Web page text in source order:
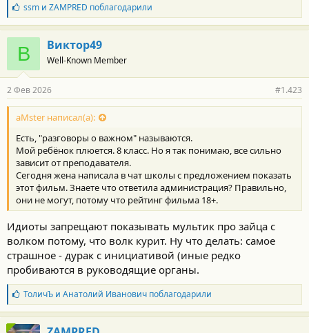
Б
л
а
г
о
д
а
н
о
с
и
:
ssmи ZAMPRED поблагодарили
В Виктор49
Well-Known Member
2 Фев 2026 #1.423
aMster написал(а):
Есть, "разговоры о важном" называются.
Мой ребёнок плюется. 8 класс. Но я так понимаю, все сильно
зависит от преподавателя.
Сегодня жена написала в чат школы с предложением показать
этот фильм. Знаете что ответила администрация? Правильно,
они не могут, потому что рейтинг фильма 18+.
Идиоты запрещают показывать мультик про зайца с
волком потому, что волк курит. Ну что делать: самое
страшное - дурак с инициативой (иные редко
пробиваются в руководящие органы.
Б
л
а
г
ТоличЪи Анатолий Ивановичпоблагодарили